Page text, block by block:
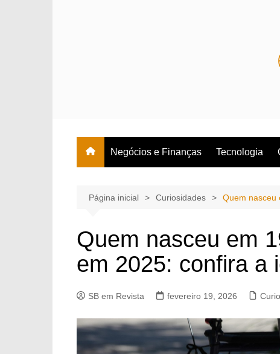
Negócios e Finanças Tecnologia
Página inicial Curiosidades Quem nasceu
Quem nasceu em
em 2025: confira a
SB em Revista fevereiro 19, 2026